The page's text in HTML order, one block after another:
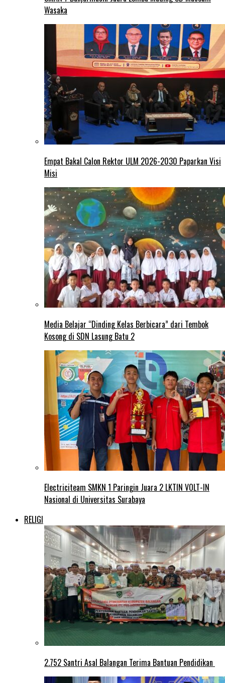
Wasaka
Empat Bakal Calon Rektor ULM 2026-2030 Paparkan Visi
Misi
Media Belajar “Dinding Kelas Berbicara” dari Tembok
Kosong di SDN Lasung Batu 2
Electriciteam SMKN 1 Paringin Juara 2 LKTIN VOLT-IN
Nasional di Universitas Surabaya
RELIGI
2.752 Santri Asal Balangan Terima Bantuan Pendidikan